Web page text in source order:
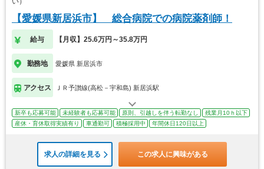
【愛媛県新居浜市】 総合病院での病院薬剤師！
給与 【月収】25.6万円～35.8万円
勤務地 愛媛県 新居浜市
アクセス ＪＲ予讃線(高松－宇和島) 新居浜駅
新卒も応募可能 未経験者も応募可能 原則、引越しを伴う転勤なし
残業月10ｈ以下
産休・育休取得実績有り
車通勤可 積極採用中 年間休日120日以上
求人の詳細を見る この求人に興味がある